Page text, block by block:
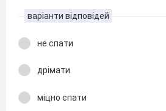
варіанти відповідей
не спати
дрімати
міцно спати